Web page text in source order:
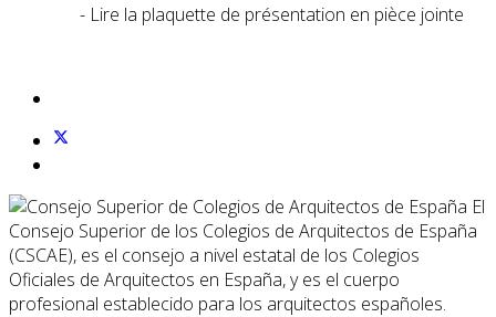
- Lire la plaquette de présentation en pièce jointe
El
Consejo Superior de los Colegios de Arquitectos de España
(CSCAE), es el consejo a nivel estatal de los Colegios
Oficiales de Arquitectos en España, y es el cuerpo
profesional establecido para los arquitectos españoles.